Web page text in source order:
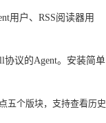
用户、RSS阅读器用
协议的Agent。安装简单
五个版块，支持查看历史